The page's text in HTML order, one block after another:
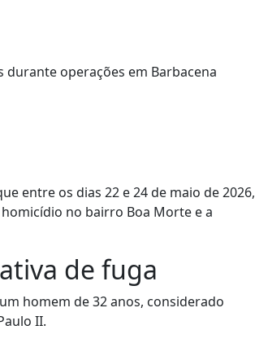
entre os dias 22 e 24 de maio de 2026,
no bairro Boa Morte e a
de fuga
homem de 32 anos, considerado
II.